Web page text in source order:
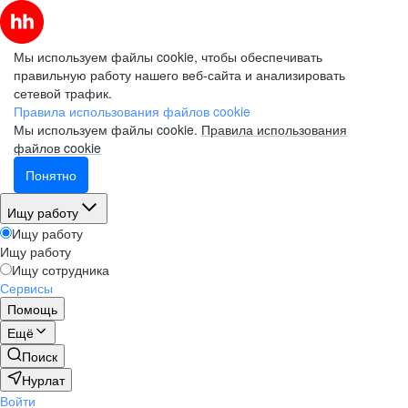
Мы используем файлы cookie, чтобы обеспечивать
правильную работу нашего веб-сайта и анализировать
сетевой трафик.
Правила использования файлов cookie
Мы используем файлы cookie. Правила использования
файлов cookie
Понятно
Ищу работу
Ищу работу
Ищу работу
Ищу сотрудника
Сервисы
Помощь
Ещё
Поиск
Нурлат
Войти